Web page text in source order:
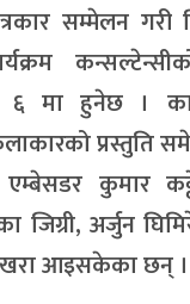
सम्मेलन गरी
६ मा हुनेछ ।
प्रस्तुति
एम्बेसडर कुमार
जिग्री, अर्जुन
आइसकेका छन् ।